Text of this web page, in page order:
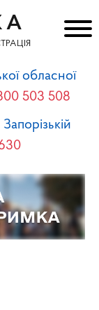
обласної
503 508